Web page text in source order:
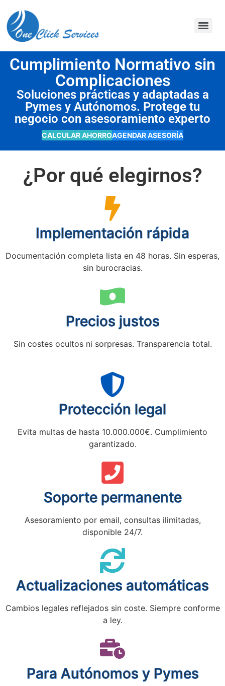
Cumplimiento Normativo sin
Complicaciones
Soluciones prácticas y adaptadas a
Pymes y Autónomos. Protege tu
negocio con asesoramiento experto
CALCULAR AHORROAGENDAR ASESORÍA
¿Por qué elegirnos?
Implementación rápida
Documentación completa lista en 48 horas. Sin esperas,
sin burocracias.
Precios justos
Sin costes ocultos ni sorpresas. Transparencia total.
Protección legal
Evita multas de hasta 10.000.000€. Cumplimiento
garantizado.
Soporte permanente
Asesoramiento por email, consultas ilimitadas,
disponible 24/7.
Actualizaciones automáticas
Cambios legales reflejados sin coste. Siempre conforme
a ley.
Para Autónomos y Pymes